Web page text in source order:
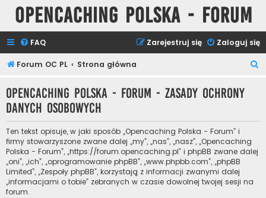
Opencaching Polska - Forum
FAQ Zaloguj się
Zarejestruj się
Forum OC PL Strona główna
Opencaching Polska - Forum - Zasady ochrony
danych osobowych
Ten tekst opisuje, w jaki sposób „Opencaching Polska - Forum” i
firmy stowarzyszone zwane dalej „my”, „nas”, „nasz”, „Opencaching
Polska - Forum”, „https://forum.opencaching.pl” i phpBB zwane dalej
„oni”, „ich”, „oprogramowanie phpBB”, „www.phpbb.com”, „phpBB
Limited”, „Zespoły phpBB”, korzystają z informacji zwanymi dalej
„informacjami o tobie” zebranych w czasie dowolnej twojej sesji na
forum.